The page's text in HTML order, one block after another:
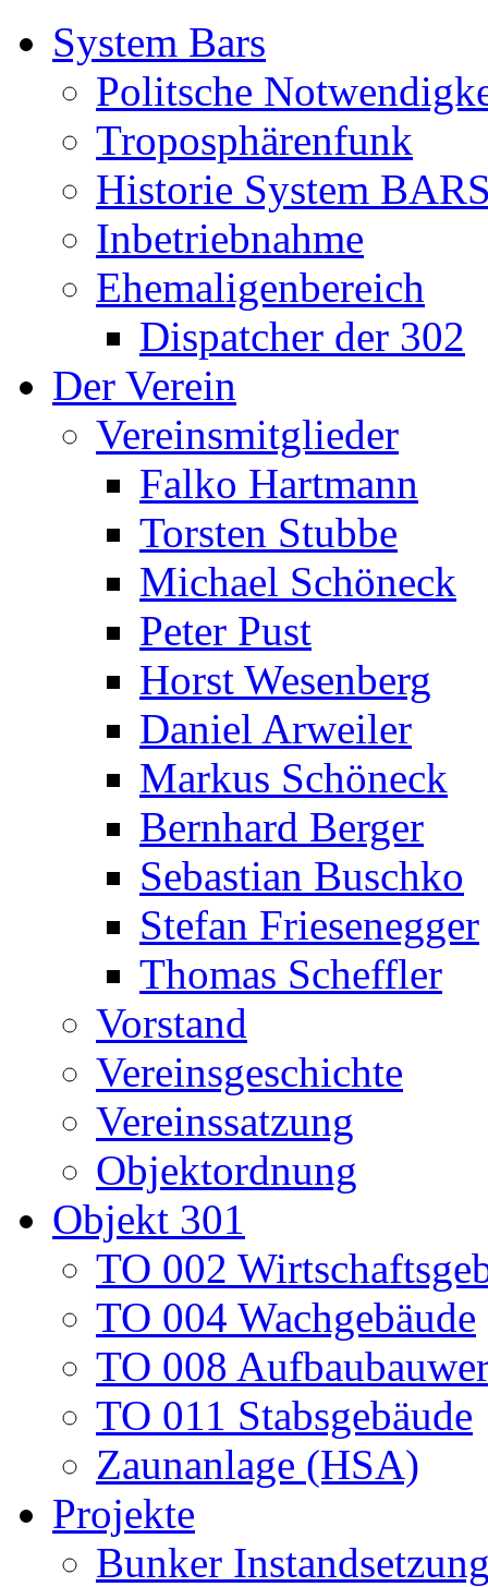
System Bars
Politsche
Troposphärenfunk
Historie System
Inbetriebnahme
Ehemaligenbereich
Dispatcher der 302
Der Verein
Vereinsmitglieder
Falko Hartmann
Torsten Stubbe
Michael Schöneck
Peter Pust
Horst Wesenberg
Daniel Arweiler
Markus Schöneck
Bernhard Berger
Sebastian Buschko
Stefan Friesenegger
Thomas Scheffler
Vorstand
Vereinsgeschichte
Vereinssatzung
Objektordnung
Objekt 301
TO 002
TO 004 Wachgebäude
TO 008
TO 011 Stabsgebäude
Zaunanlage (HSA)
Projekte
Bunker